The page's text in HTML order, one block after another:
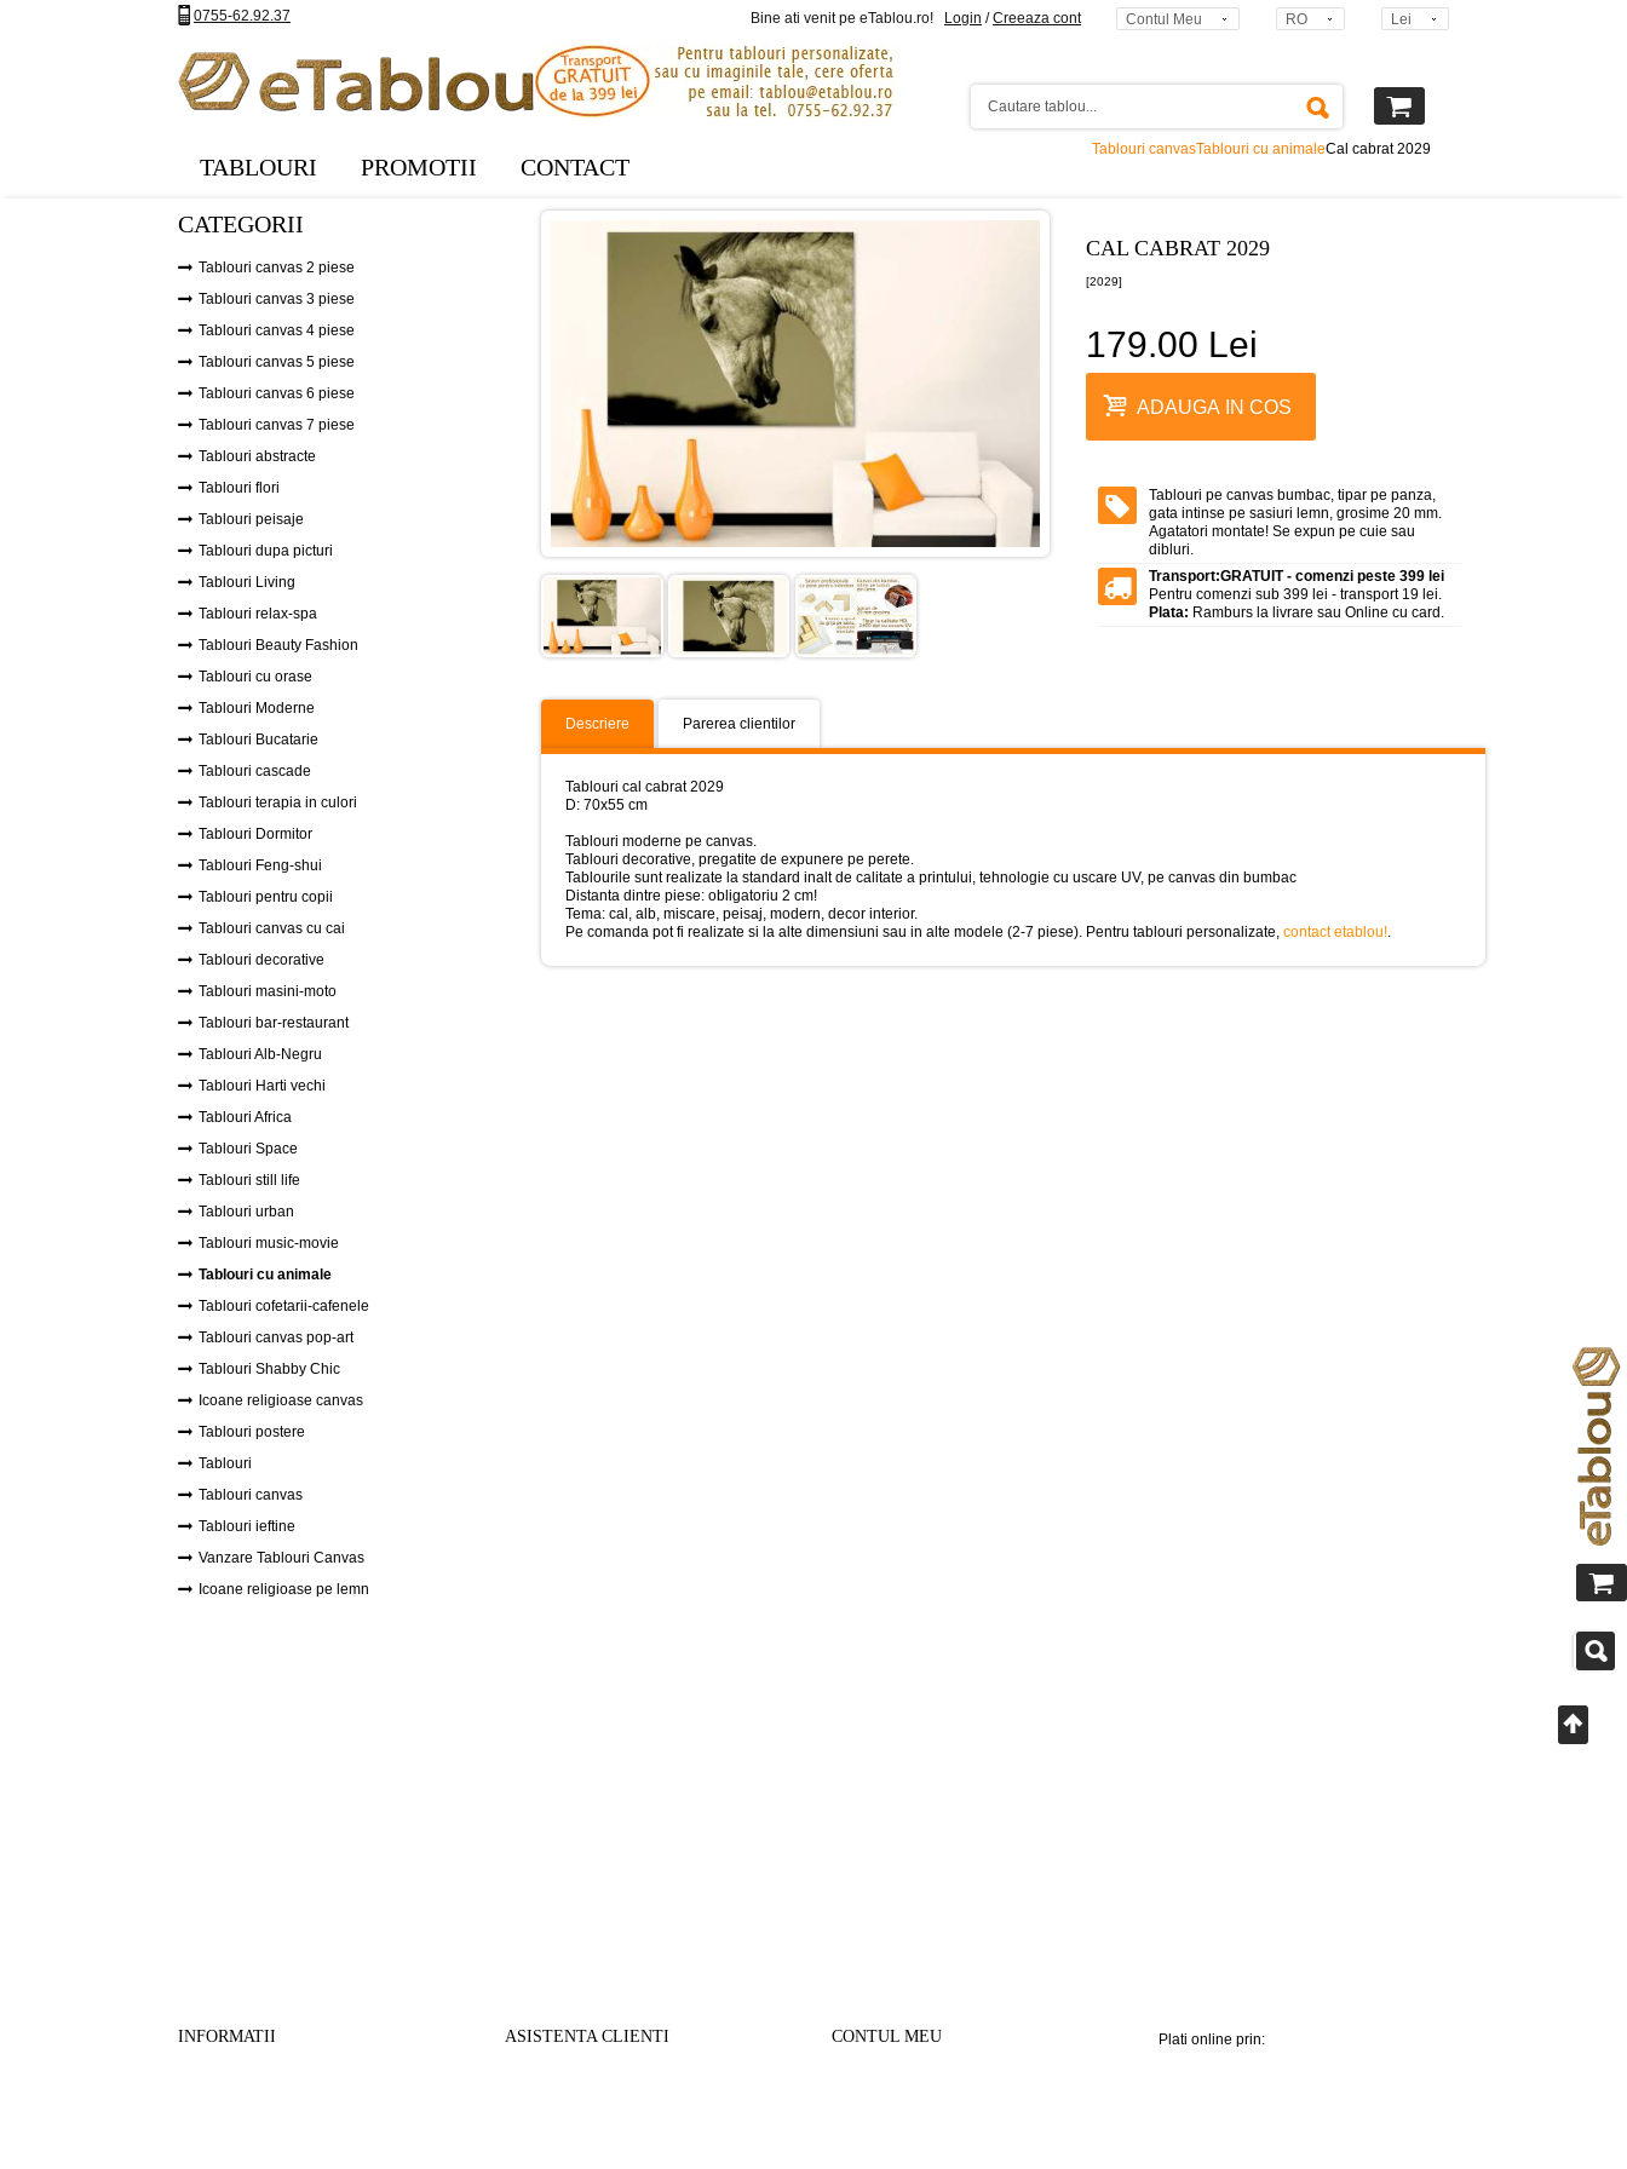
0755-62.92.37 Bine ati venit pe eTablou.ro! Login /Creeaza cont Contul Meu RO Lei
TABLOURI PROMOTII CONTACT
Tablouri canvasTablouri cu animaleCal cabrat 2029
CAL CABRAT 2029
[2029]
179.00 Lei
ADAUGA IN COS
Tablouri pe canvas bumbac, tipar pe panza,
gata intinse pe sasiuri lemn, grosime 20 mm.
Agatatori montate! Se expun pe cuie sau
dibluri.
Transport:GRATUIT - comenzi peste 399 lei
Pentru comenzi sub 399 lei - transport 19 lei.
Plata: Ramburs la livrare sau Online cu card.
Descriere Parerea clientilor
Tablouri cal cabrat 2029
D: 70x55 cm
Tablouri moderne pe canvas.
Tablouri decorative, pregatite de expunere pe perete.
Tablourile sunt realizate la standard inalt de calitate a printului, tehnologie cu uscare UV, pe canvas din bumbac
Distanta dintre piese: obligatoriu 2 cm!
Tema: cal, alb, miscare, peisaj, modern, decor interior.
Pe comanda pot fi realizate si la alte dimensiuni sau in alte modele (2-7 piese). Pentru tablouri personalizate, contact etablou!.
CATEGORII
Tablouri canvas 2 piese
Tablouri canvas 3 piese
Tablouri canvas 4 piese
Tablouri canvas 5 piese
Tablouri canvas 6 piese
Tablouri canvas 7 piese
Tablouri abstracte
Tablouri flori
Tablouri peisaje
Tablouri dupa picturi
Tablouri Living
Tablouri relax-spa
Tablouri Beauty Fashion
Tablouri cu orase
Tablouri Moderne
Tablouri Bucatarie
Tablouri cascade
Tablouri terapia in culori
Tablouri Dormitor
Tablouri Feng-shui
Tablouri pentru copii
Tablouri canvas cu cai
Tablouri decorative
Tablouri masini-moto
Tablouri bar-restaurant
Tablouri Alb-Negru
Tablouri Harti vechi
Tablouri Africa
Tablouri Space
Tablouri still life
Tablouri urban
Tablouri music-movie
Tablouri cu animale
Tablouri cofetarii-cafenele
Tablouri canvas pop-art
Tablouri Shabby Chic
Icoane religioase canvas
Tablouri postere
Tablouri
Tablouri canvas
Tablouri ieftine
Vanzare Tablouri Canvas
Icoane religioase pe lemn
INFORMATII ASISTENTA CLIENTI CONTUL MEU Plati online prin: